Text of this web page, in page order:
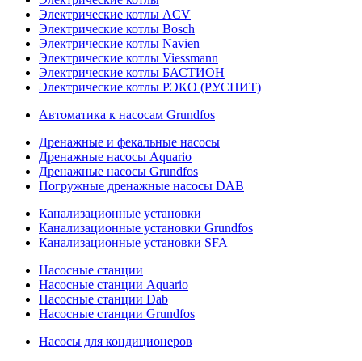
Электрические котлы ACV
Электрические котлы Bosch
Электрические котлы Navien
Электрические котлы Viessmann
Электрические котлы БАСТИОН
Электрические котлы РЭКО (РУСНИТ)
Автоматика к насосам Grundfos
Дренажные и фекальные насосы
Дренажные насосы Aquario
Дренажные насосы Grundfos
Погружные дренажные насосы DAB
Канализационные установки
Канализационные установки Grundfos
Канализационные установки SFA
Насосные станции
Насосные станции Aquario
Насосные станции Dab
Насосные станции Grundfos
Насосы для кондиционеров